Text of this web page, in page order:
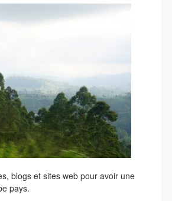
blogs et sites web pour avoir une
pays.